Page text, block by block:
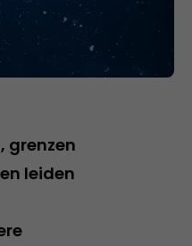
grenzen
leiden